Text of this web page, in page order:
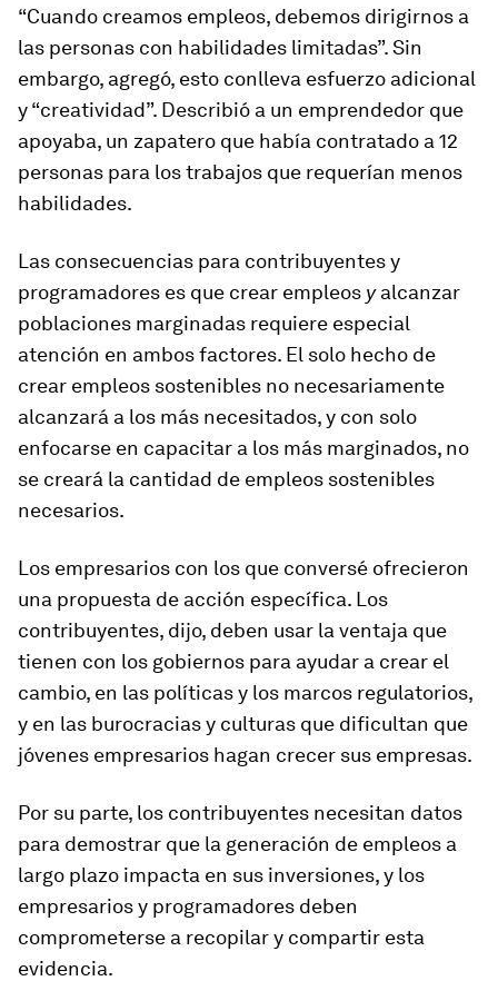
“Cuando creamos empleos, debemos dirigirnos a
las personas con habilidades limitadas”. Sin
embargo, agregó, esto conlleva esfuerzo adicional
y “creatividad”. Describió a un emprendedor que
apoyaba, un zapatero que había contratado a 12
personas para los trabajos que requerían menos
habilidades.
Las consecuencias para contribuyentes y
programadores es que crear empleos yalcanzar
poblaciones marginadas requiere especial
atención en ambos factores. El solo hecho de
crear empleos sostenibles no necesariamente
alcanzará a los más necesitados, y con solo
enfocarse en capacitar a los más marginados, no
se creará la cantidad de empleos sostenibles
necesarios.
Los empresarios con los que conversé ofrecieron
una propuesta de acción específica. Los
contribuyentes, dijo, deben usar la ventaja que
tienen con los gobiernos para ayudar a crear el
cambio, en las políticas y los marcos regulatorios,
y en las burocracias y culturas que dificultan que
jóvenes empresarios hagan crecer sus empresas.
Por su parte, los contribuyentes necesitan datos
para demostrar que la generación de empleos a
largo plazo impacta en sus inversiones, y los
empresarios y programadores deben
comprometerse a recopilar y compartir esta
evidencia.